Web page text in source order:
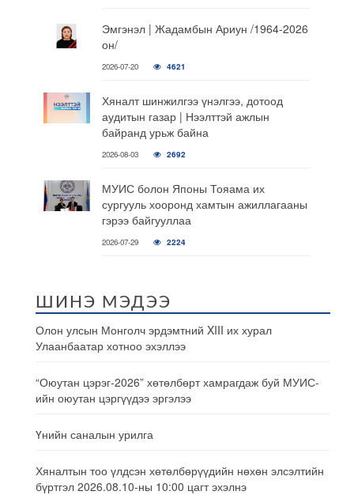
Эмгэнэл | Жадамбын Ариун /1964-2026
он/
2026-07-20 4621
Хяналт шинжилгээ үнэлгээ, дотоод
аудитын газар | Нээлттэй ажлын
байранд урьж байна
2026-08-03 2692
МУИС болон Японы Тояама их
сургууль хооронд хамтын ажиллагааны
гэрээ байгууллаа
2026-07-29 2224
ШИНЭ МЭДЭЭ
Олон улсын Монголч эрдэмтний XIII их хурал
Улаанбаатар хотноо эхэллээ
“Оюутан цэрэг-2026” хөтөлбөрт хамрагдаж буй МУИС-
ийн оюутан цэргүүдээ эргэлээ
Үнийн саналын урилга
Хяналтын тоо үлдсэн хөтөлбөрүүдийн нөхөн элсэлтийн
бүртгэл 2026.08.10-ны 10:00 цагт эхэлнэ